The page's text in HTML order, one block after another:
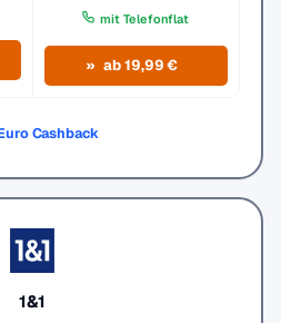
mit Telefonflat
ab 19,99 €
Cashback
1&1